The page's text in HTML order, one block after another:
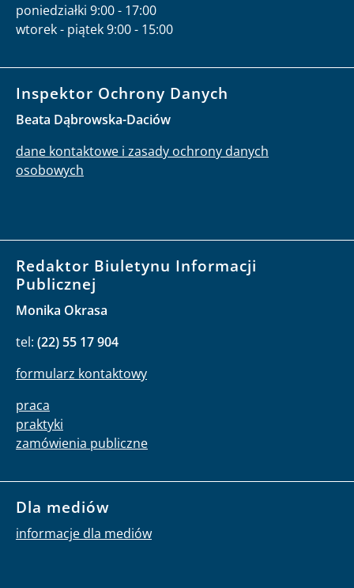
poniedziałki 9:00 - 17:00
wtorek - piątek 9:00 - 15:00
Inspektor Ochrony Danych
Beata Dąbrowska-Daciów
dane kontaktowe i zasady ochrony danych
osobowych
Redaktor Biuletynu Informacji
Publicznej
Monika Okrasa
tel: (22) 55 17 904
formularz kontaktowy
praca
praktyki
zamówienia publiczne
Dla mediów
informacje dla mediów